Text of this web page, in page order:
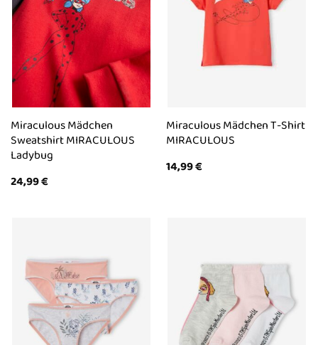
Miraculous Mädchen
Sweatshirt MIRACULOUS
Ladybug
24,99€
Miraculous Mädchen T-Shirt
MIRACULOUS
14,99€